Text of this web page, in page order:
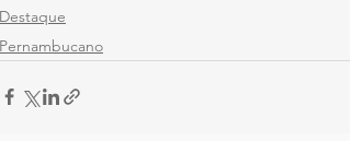
Destaque
Pernambucano